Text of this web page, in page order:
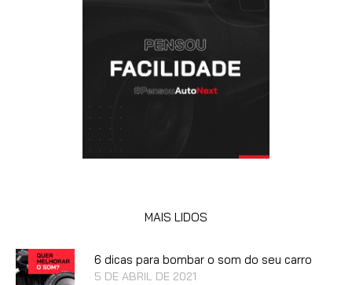
MAIS LIDOS
6 dicas para bombar o som do seu carro
5 DE ABRIL DE 2021